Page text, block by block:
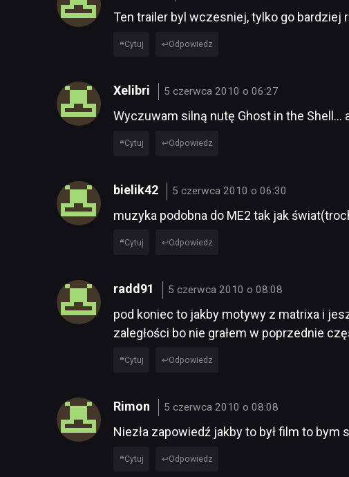
Ten trailer byl wczesniej, tylko go bardziej
Cytuj Odpowiedz
Xelibri 5 czerwca 2010 o 06:27
Wyczuwam silną nutę Ghost in the Shell…
Cytuj Odpowiedz
bielik42 5 czerwca 2010 o 06:30
muzyka podobna do ME2 tak jak
Cytuj Odpowiedz
radd91 5 czerwca 2010 o 08:08
pod koniec to jakby motywy z matrixa i
zaległości bo nie grałem w poprzednie
Cytuj Odpowiedz
Rimon 5 czerwca 2010 o 08:08
Niezła zapowiedź jakby to był film to bym
Cytuj Odpowiedz